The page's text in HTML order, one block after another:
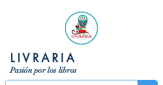
LIVRARIA
Pasión por los libros